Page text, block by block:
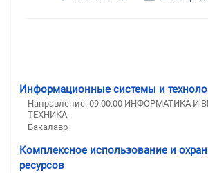
Информационные системы и
Направление: 09.00.00 ИНФОРМАТИКА И
ТЕХНИКА
Бакалавр
Комплексное использование и
ресурсов